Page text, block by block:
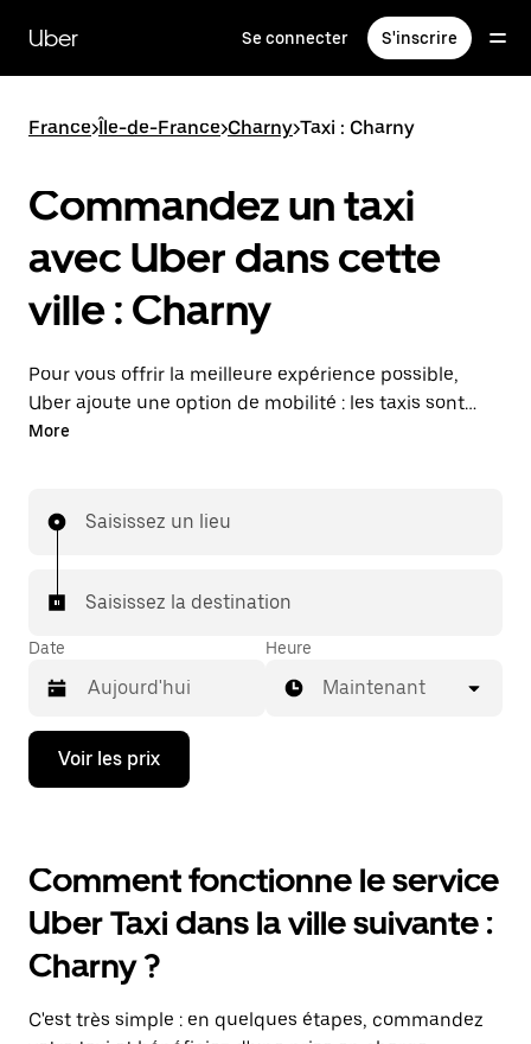
contenu
principal
Uber Se connecter S'inscrire
France>Île-de-France>Charny>Taxi : Charny
Commandez un taxi
avec Uber dans cette
ville : Charny
Pour vous offrir la meilleure expérience possible,
Uber ajoute une option de mobilité : les taxis sont
maintenant disponibles dans l'application. Uber Taxi :
More
Saisissez un lieu
Saisissez la destination
Date
Appuyez
la
bas
pour
ouvrir
le
calendrier
et
une
Heure
Maintenant
Voir les prix
Comment fonctionne le service
Uber Taxi dans la ville suivante :
Charny ?
C'est très simple : en quelques étapes, commandez